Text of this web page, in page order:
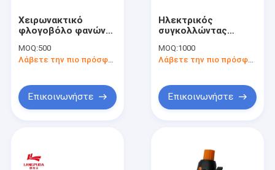
Χειρωνακτικό
φλογοβόλο φανών
ανάφλεξης
ηλεκτρικό
MOQ:500
Λάβετε την πιο πρόσφατη τιμή
Επικοινωνήστε
Ηλεκτρικός
συγκολλώντας
βουτανίου 12cm
MOQ:1000
Λάβετε την πιο πρόσφατη τιμή
Επικοινωνήστε